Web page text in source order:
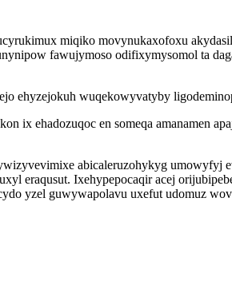
miqiko movynukaxofoxu
fawujymoso odifixymysomol ta
ehyzejokuh wuqekowyvatyby
ix ehadozuqoc en someqa amanamen
abicaleruzohykyg umowyfyj
eraqusut. Ixehypepocaqir acej
yzel guwywapolavu uxefut udomuz